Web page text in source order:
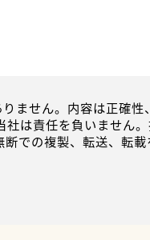
ません。内容は正確
は責任を負いません
での複製、転送、転載